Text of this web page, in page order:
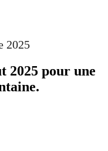
2025
2025 pour une